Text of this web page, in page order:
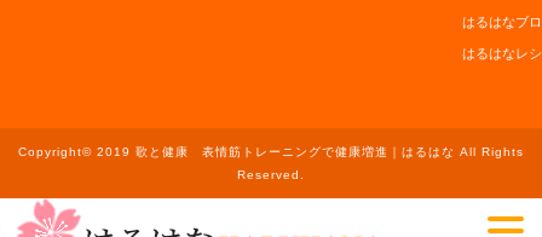
はるはなブ
はるはなレ
Copyright© 2019 歌と健康 表情筋トレーニングで健康増進｜はるはな All Rights
Reserved.